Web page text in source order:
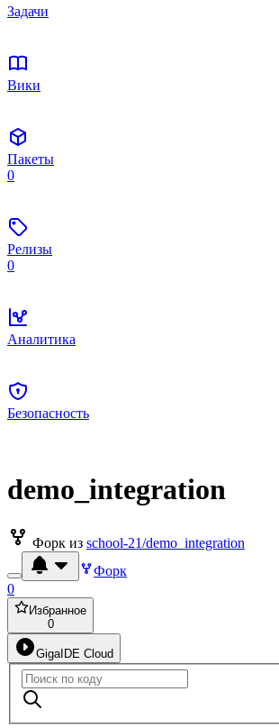
Задачи
Вики
Пакеты
0
Релизы
0
Аналитика
Безопасность
demo_integration
Форк из school-21/demo_integration
Форк
0
Избранное
0
GigaIDE Cloud